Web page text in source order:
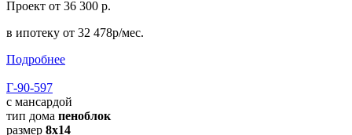
Проект от 36 300 р.
в ипотеку от 32 478р/мес.
Подробнее
Г-90-597
с мансардой
тип дома пеноблок
размер 8х14